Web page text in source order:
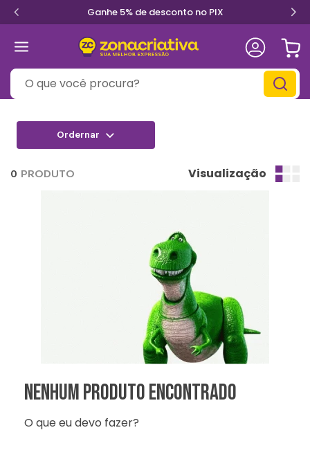
Ganhe 5% de desconto no PIX
O que você procura?
0 PRODUTO Visualização
Nenhum produto encontrado
O que eu devo fazer?